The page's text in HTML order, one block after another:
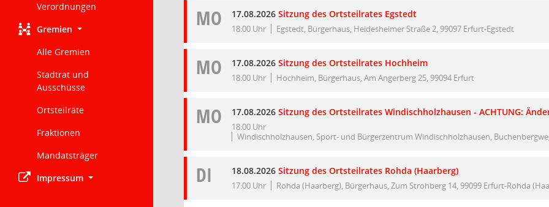
Verordnungen
Gremien
Alle Gremien
Stadtrat und
Ausschüsse
Ortsteilräte
Fraktionen
Mandatsträger
Impressum
MO 17.08.2026 Sitzung des Ortsteilrates Egstedt
18:00 Uhr Egstedt, Bürgerhaus, Heidesheimer Straße 2, 99097 Erfurt-Egstedt
MO 17.08.2026 Sitzung des Ortsteilrates Hochheim
18:00 Uhr Hochheim, Bürgerhaus, Am Angerberg 25, 99094 Erfurt
MO 17.08.2026 Sitzung des Ortsteilrates Windischholzhausen - ACHTUNG:
18:00 Uhr
Windischholzhausen, Sport- und Bürgerzentrum Windischholzhausen,
DI 18.08.2026 Sitzung des Ortsteilrates Rohda (Haarberg)
17:00 Uhr Rohda (Haarberg), Bürgerhaus, Zum Strohberg 14, 99099 Erfurt-Rohda